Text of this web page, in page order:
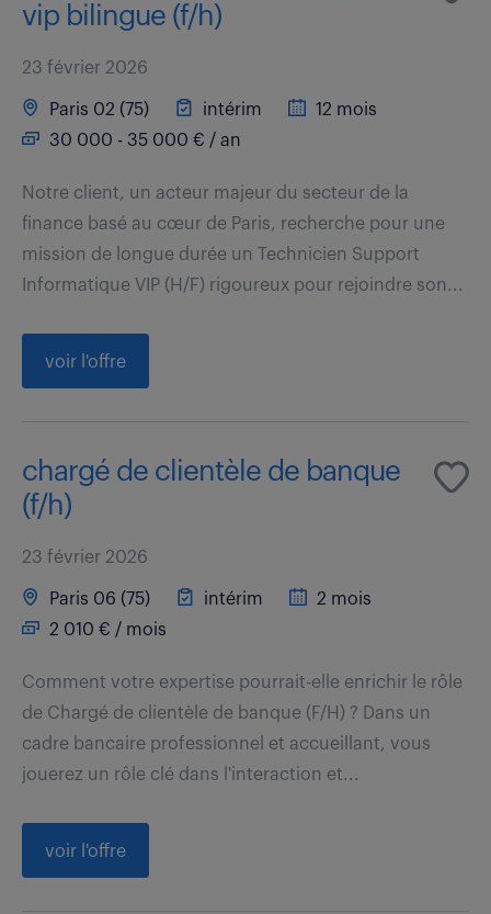
vip bilingue (f/h)
23 février 2026
Paris 02 (75) intérim
12 mois
30 000 - 35 000 € / an
Notre client, un acteur majeur du secteur de la
finance basé au cœur de Paris, recherche pour une
mission de longue durée un Technicien Support
Informatique VIP (H/F) rigoureux pour rejoindre son...
voir l'offre
chargé de clientèle de banque
(f/h)
23 février 2026
Paris 06 (75) intérim
2 mois
2 010 € / mois
Comment votre expertise pourrait-elle enrichir le rôle
de Chargé de clientèle de banque (F/H) ? Dans un
cadre bancaire professionnel et accueillant, vous
jouerez un rôle clé dans l'interaction et...
voir l'offre